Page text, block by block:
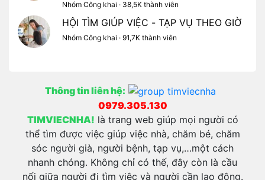
Nhóm Công khai · 38,5K thành viên
HỘI TÌM GIÚP VIỆC - TẠP VỤ THEO GIỜ
Nhóm Công khai · 91,7K thành viên
Thông tin liên hệ:
0979.305.130
TIMVIECNHA! là trang web giúp mọi người có
thể tìm được việc giúp việc nhà, chăm bé, chăm
sóc người già, người bệnh, tạp vụ,…một cách
nhanh chóng. Không chỉ có thế, đây còn là cầu
nối giữa người đi tìm việc và người cần lao động.